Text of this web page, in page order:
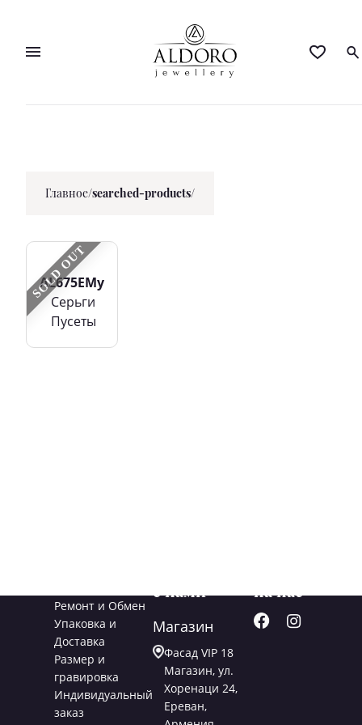
Главное/searched-products/
SOLD OUT
AL675EMy
Серьги
Пусеты
Ремонт и Обмен
Упаковка и
Доставка
Размер и
гравировка
Индивидуальный
заказ
с нами
Магазин
Фасад VIP 18
Магазин, ул.
Хоренаци 24,
Ереван,
на нас